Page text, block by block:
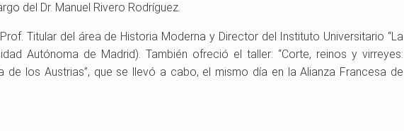
del Dr. Manuel Rivero Rodríguez.
Titular del área de Historia Moderna y Director del Instituto Universitario “La
Autónoma de Madrid). También ofreció el taller: “Corte, reinos y virreyes:
de los Austrias”, que se llevó a cabo, el mismo día en la Alianza Francesa de